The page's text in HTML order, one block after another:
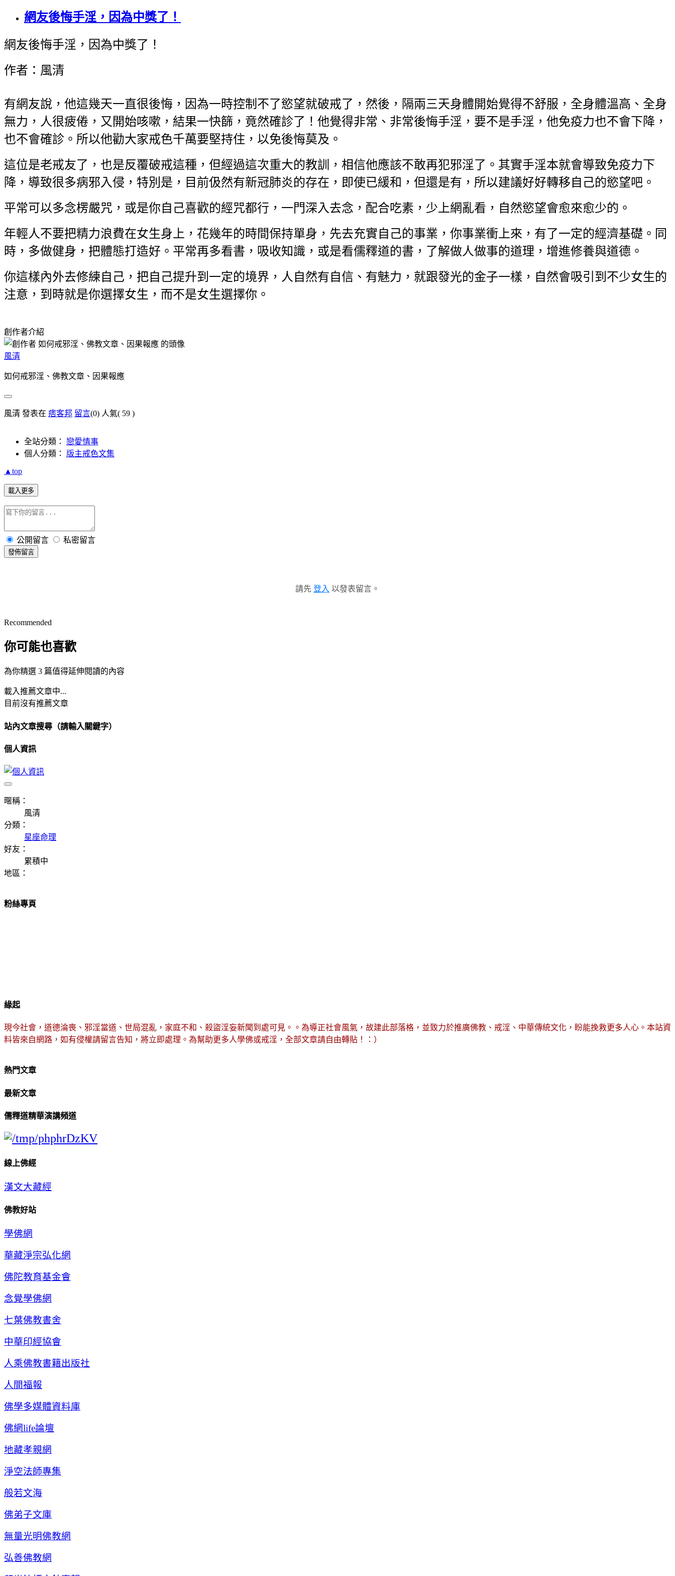
網友後悔手淫，因為中獎了！
網友後悔手淫，因為中獎了！
作者：風清
有網友說，他這幾天一直很後悔，因為一時控制不了慾望就破戒了，然後，隔兩三天身體開始覺得不舒服，全身體溫高、全身
無力，人很疲倦，又開始咳嗽，結果一快篩，竟然確診了！他覺得非常、非常後悔手淫，要不是手淫，他免疫力也不會下降，
也不會確診。所以他勸大家戒色千萬要堅持住，以免後悔莫及。
這位是老戒友了，也是反覆破戒這種，但經過這次重大的教訓，相信他應該不敢再犯邪淫了。其實手淫本就會導致免疫力下
降，導致很多病邪入侵，特別是，目前伋然有新冠肺炎的存在，即使已緩和，但還是有，所以建議好好轉移自己的慾望吧。
平常可以多念楞嚴咒，或是你自己喜歡的經咒都行，一門深入去念，配合吃素，少上網亂看，自然慾望會愈來愈少的。
年輕人不要把精力浪費在女生身上，花幾年的時間保持單身，先去充實自己的事業，你事業衝上來，有了一定的經濟基礎。同
時，多做健身，把體態打造好。平常再多看書，吸收知識，或是看儒釋道的書，了解做人做事的道理，增進修養與道德。
你這樣內外去修練自己，把自己提升到一定的境界，人自然有自信、有魅力，就跟發光的金子一樣，自然會吸引到不少女生的
注意，到時就是你選擇女生，而不是女生選擇你。
創作者介紹
風清
如何戒邪淫、佛教文章、因果報應
風清 發表在 痞客邦 留言(0) 人氣( 59 )
全站分類： 戀愛情事
個人分類： 版主戒色文集
▲top
載入更多
公開留言 私密留言
發佈留言
請先 登入 以發表留言。
Recommended
你可能也喜歡
為你精選 3 篇值得延伸閱讀的內容
載入推薦文章中...
目前沒有推薦文章
站內文章搜尋（請輸入關鍵字）
個人資訊
暱稱：
風清
分類：
星座命理
好友：
累積中
地區：
粉絲專頁
緣起
現今社會，道德淪喪、邪淫當道、世局混亂，家庭不和、殺盜淫妄新聞到處可見。。為導正社會風氣，故建此部落格，並致力於推廣佛教、戒淫、中華傳統文化，盼能挽救更多人心。本站資
料皆來自網路，如有侵權請留言告知，將立即處理。為幫助更多人學佛或戒淫，全部文章請自由轉貼！：）
熱門文章
最新文章
儒釋道精華演講頻道
線上佛經
漢文大藏經
佛教好站
學佛網
華藏淨宗弘化網
佛陀教育基金會
念覺學佛網
七葉佛教書舍
中華印經協會
人乘佛教書籍出版社
人間福報
佛學多媒體資料庫
佛網life論壇
地藏孝親網
淨空法師專集
般若文海
佛弟子文庫
無量光明佛教網
弘善佛教網